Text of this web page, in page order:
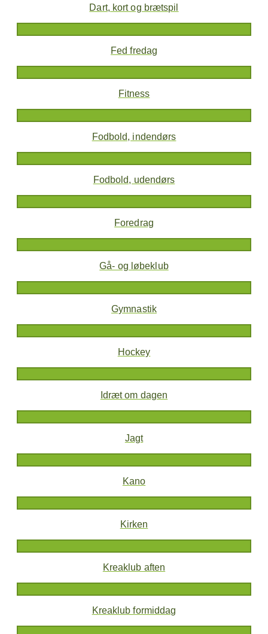
Dart, kort og brætspil
Fed fredag
Fitness
Fodbold, indendørs
Fodbold, udendørs
Foredrag
Gå- og løbeklub
Gymnastik
Hockey
Idræt om dagen
Jagt
Kano
Kirken
Kreaklub aften
Kreaklub formiddag